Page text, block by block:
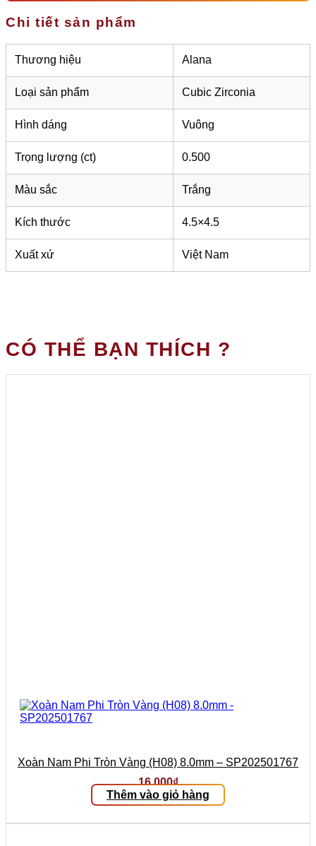
Chi tiết sản phẩm
Thương hiệu Alana
Loại sản phẩm Cubic Zirconia
Hình dáng Vuông
Trọng lượng (ct) 0.500
Màu sắc Trắng
Kích thước 4.5×4.5
Xuất xứ Việt Nam
CÓ THỂ BẠN THÍCH ?
Xoàn Nam Phi Tròn Vàng (H08) 8.0mm – SP202501767
16.000₫
Thêm vào giỏ hàng